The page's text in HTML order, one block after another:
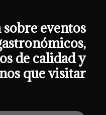
eventos
de calidad y
que visitar